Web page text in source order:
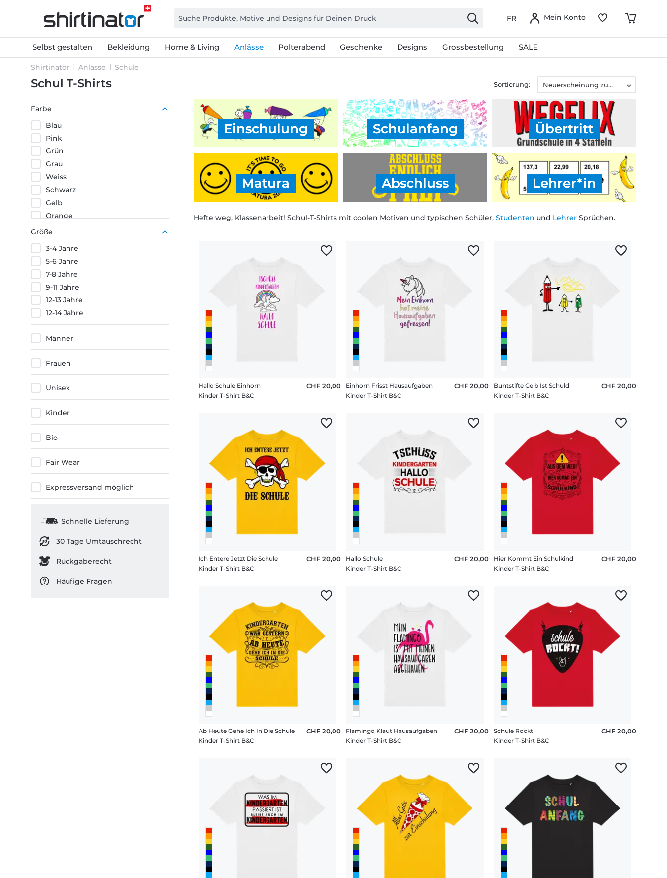
FR Mein Konto
Selbst gestalten Bekleidung Home & Living Anlässe Polterabend Geschenke Designs Grossbestellung SALE
Shirtinator Anlässe Schule
Schul T-Shirts
Farbe
Blau
Pink
Grün
Grau
Weiss
Schwarz
Gelb
Orange
Rot
Größe
3-4 Jahre
5-6 Jahre
7-8 Jahre
9-11 Jahre
12-13 Jahre
12-14 Jahre
Männer
Frauen
Unisex
Kinder
Bio
Fair Wear
Expressversand möglich
Schnelle Lieferung
30 Tage Umtauschrecht
Rückgaberecht
Häufige Fragen
Übertritt
Abschluss
Matura
Schulanfang
Einschulung
Lehrer*in
Hefte weg, Klassenarbeit! Schul-T-Shirts mit coolen Motiven und typischen Schüler, Studenten und Lehrer Sprüchen.
Sortierung:
Hallo Schule Einhorn
Kinder T-Shirt B&C
CHF 20,00
Einhorn Frisst Hausaufgaben
Kinder T-Shirt B&C
CHF 20,00
Buntstifte Gelb Ist Schuld
Kinder T-Shirt B&C
CHF 20,00
Ich Entere Jetzt Die Schule
Kinder T-Shirt B&C
CHF 20,00
Hallo Schule
Kinder T-Shirt B&C
CHF 20,00
Hier Kommt Ein Schulkind
Kinder T-Shirt B&C
CHF 20,00
Ab Heute Gehe Ich In Die Schule
Kinder T-Shirt B&C
CHF 20,00
Flamingo Klaut Hausaufgaben
Kinder T-Shirt B&C
CHF 20,00
Schule Rockt
Kinder T-Shirt B&C
CHF 20,00